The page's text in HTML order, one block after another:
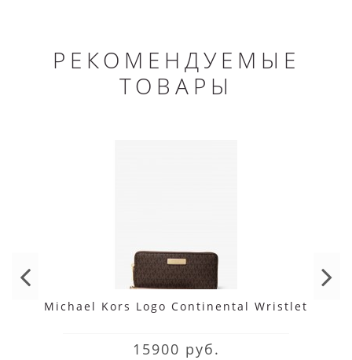
РЕКОМЕНДУЕМЫЕ
ТОВАРЫ
Michael Kors Logo Continental Wristlet
15900 руб.